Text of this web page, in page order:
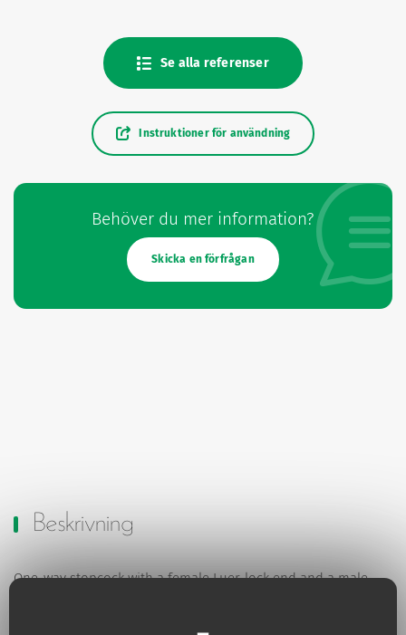
Se alla referenser
Behöver du mer information?
Skicka en förfrågan
Instruktioner för användning
Beskrivning
One-way stopcock with a female Luer-lock end and a male